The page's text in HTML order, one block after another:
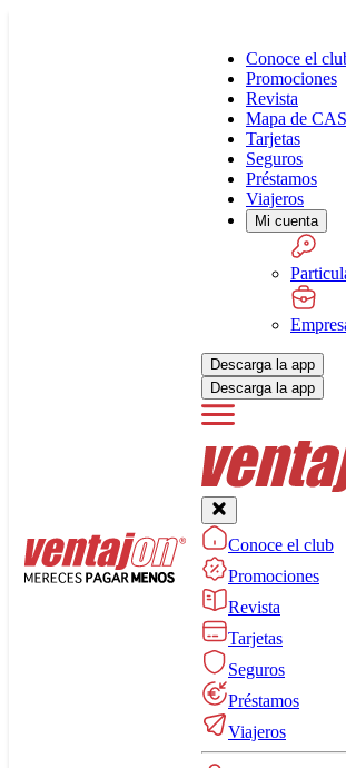
Conoce el
Promociones
Revista
Mapa de
Tarjetas
Seguros
Préstamos
Viajeros
Mi cuenta
Descarga la app
Descarga la app
Conoce el club
Promociones
Revista
Tarjetas
Seguros
Préstamos
Viajeros